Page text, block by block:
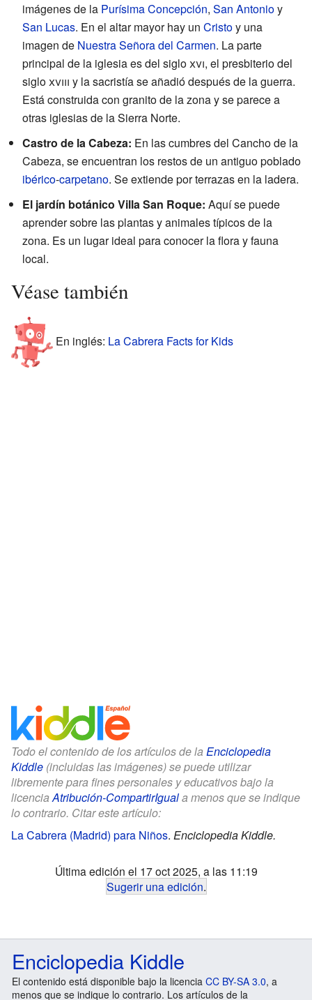
imágenes de la Purísima Concepción, San Antonioy
San Lucas. En el altar mayor hay un Cristoy una
imagen de Nuestra Señora del Carmen. La parte
principal de la iglesia es del sigloxvi, el presbiterio del
sigloxviii y la sacristía se añadió después de la guerra.
Está construida con granito de la zona y se parece a
otras iglesias de la Sierra Norte.
Castro de la Cabeza: En las cumbres del Cancho de la
Cabeza, se encuentran los restos de un antiguo poblado
ibérico-carpetano. Se extiende por terrazas en la ladera.
El jardín botánico Villa San Roque: Aquí se puede
aprender sobre las plantas y animales típicos de la
zona. Es un lugar ideal para conocer la flora y fauna
local.
Véase también
En inglés: La Cabrera Facts for Kids
Todo el contenido de los artículos de la Enciclopedia
Kiddle (incluidas las imágenes) se puede utilizar
libremente para fines personales y educativos bajo la
licenciaAtribución-CompartirIguala menos que se indique
lo contrario. Citar este artículo:
La Cabrera (Madrid) para Niños. Enciclopedia Kiddle.
Última edición el 17 oct 2025, a las 11:19
Sugerir una edición.
Enciclopedia Kiddle
El contenido está disponible bajo la licencia CC BY-SA 3.0, a
menos que se indique lo contrario. Los artículos de la